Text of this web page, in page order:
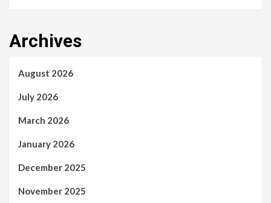
Archives
August 2026
July 2026
March 2026
January 2026
December 2025
November 2025